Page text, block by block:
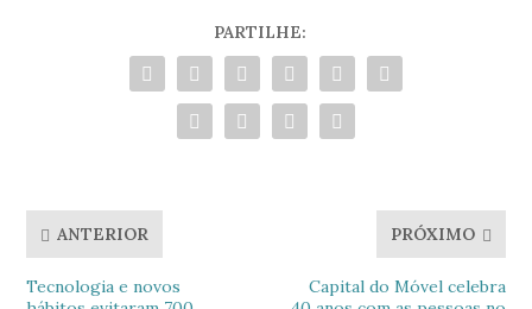
PARTILHE:
ANTERIOR
Tecnologia e novos
PRÓXIMO
Capital do Móvel celebra